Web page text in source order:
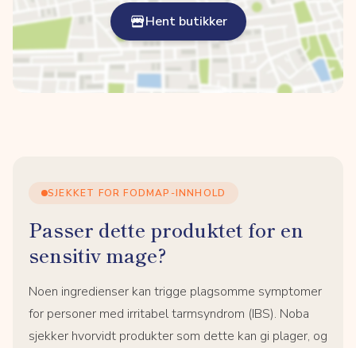
Hent butikker
SJEKKET FOR FODMAP-INNHOLD
Passer dette produktet for en
sensitiv mage?
Noen ingredienser kan trigge plagsomme symptomer
for personer med irritabel tarmsyndrom (IBS). Noba
sjekker hvorvidt produkter som dette kan gi plager, og